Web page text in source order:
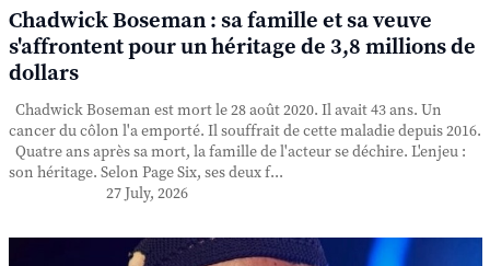
Chadwick Boseman : sa famille et sa veuve
s'affrontent pour un héritage de 3,8 millions de
dollars
Chadwick Boseman est mort le 28 août 2020. Il avait 43 ans. Un
cancer du côlon l'a emporté. Il souffrait de cette maladie depuis 2016.
Quatre ans après sa mort, la famille de l'acteur se déchire. L'enjeu :
son héritage. Selon Page Six, ses deux f...
27 July, 2026